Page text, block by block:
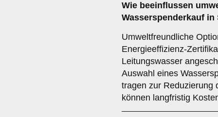
Wie beeinflussen
Wasserspenderkauf in
Umweltfreundliche
Energieeffizienz-
Leitungswasser
Auswahl eines
tragen zur Reduzierung
können langfristig